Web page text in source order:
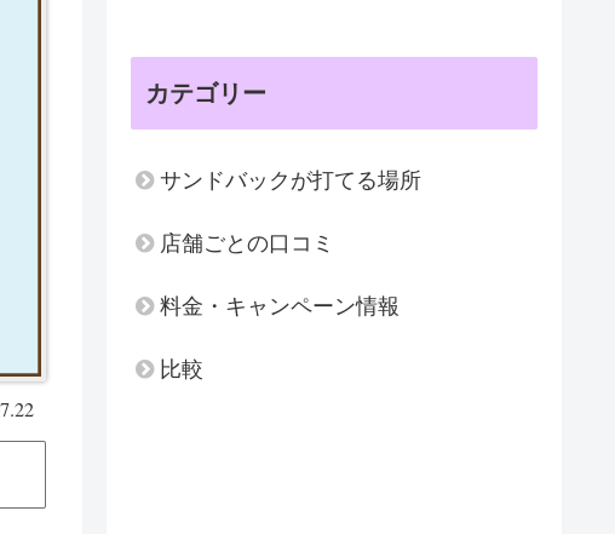
カテゴリー
サンドバックが打てる場所
店舗ごとの口コミ
料金・キャンペーン情報
比較